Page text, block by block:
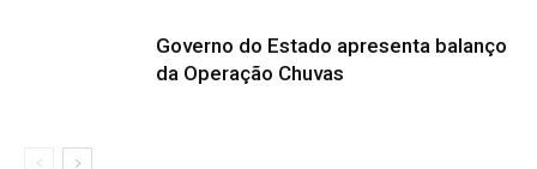
Governo do Estado apresenta balanço
da Operação Chuvas